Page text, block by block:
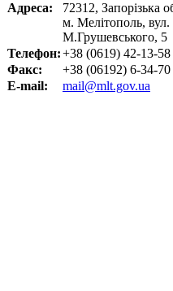
Адреса:
72312, Запорізька
м. Мелітополь, вул.
М.Грушевського, 5
Телефон:+38 (0619) 42-13-58
Факс:
+38 (06192) 6-34-70
E-mail:
mail@mlt.gov.ua